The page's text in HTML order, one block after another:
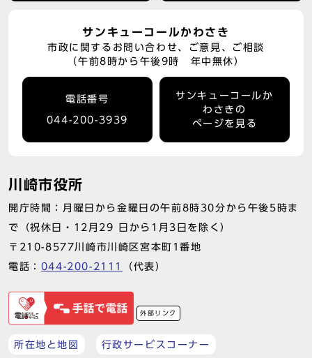
サンキューコールかわさき
市政に関するお問い合わせ、ご意見、ご相談
（午前8時から午後9時 年中無休）
電話番号
044-200-3939
サンキューコールか
わさきの
ページを見る
川崎市役所
開庁時間：月曜日から金曜日の午前8時30分から午後5時ま
で（祝休日・12月29 日から1月3日を除く）
〒210-8577川崎市川崎区宮本町1番地
電話： 044-200-2111 （代表）
外部リンク
所在地と地図 行政サービスコーナー